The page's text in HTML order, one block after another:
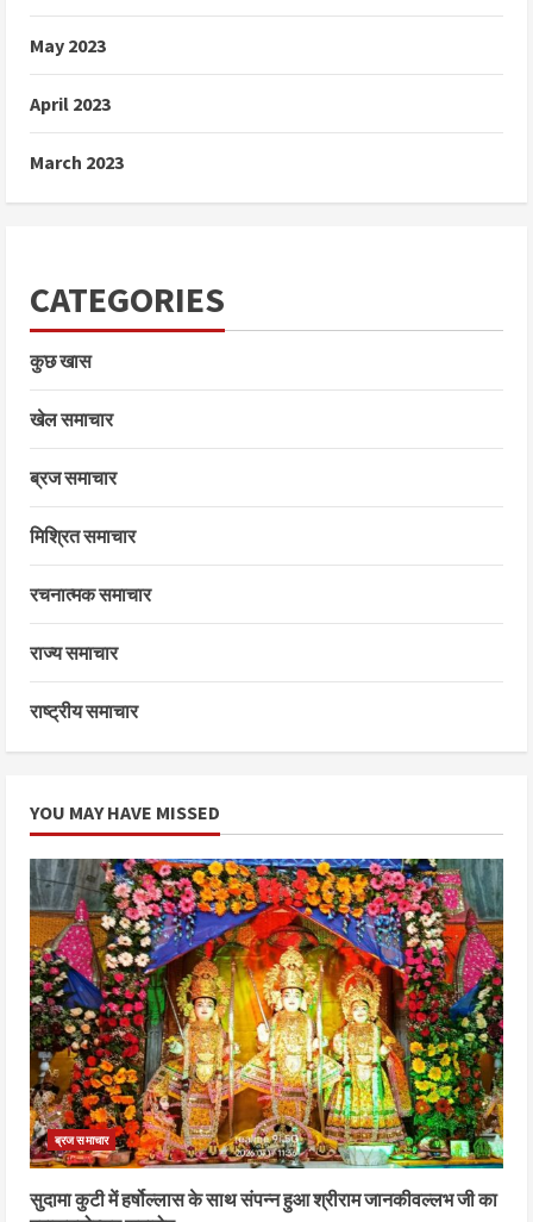
May 2023
April 2023
March 2023
CATEGORIES
कुछ खास
खेल समाचार
ब्रज समाचार
मिश्रित समाचार
रचनात्मक समाचार
राज्य समाचार
राष्ट्रीय समाचार
YOU MAY HAVE MISSED
ब्रज समाचार
सुदामा कुटी में हर्षोल्लास के साथ संपन्न हुआ श्रीराम जानकीवल्लभ जी का